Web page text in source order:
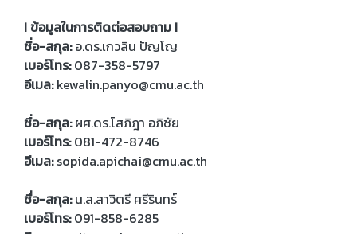
I ข้อมูลในการติดต่อสอบถาม I
ชื่อ-สกุล:อ.ดร.เกวลิน ปัญโญ
เบอร์โทร:087-358-5797
อีเมล:kewalin.panyo@cmu.ac.th
ชื่อ-สกุล:ผศ.ดร.โสภิฎา อภิชัย
เบอร์โทร:081-472-8746
อีเมล:sopida.apichai@cmu.ac.th
ชื่อ-สกุล:น.ส.สาวิตรี ศรีรินทร์
เบอร์โทร:091-858-6285